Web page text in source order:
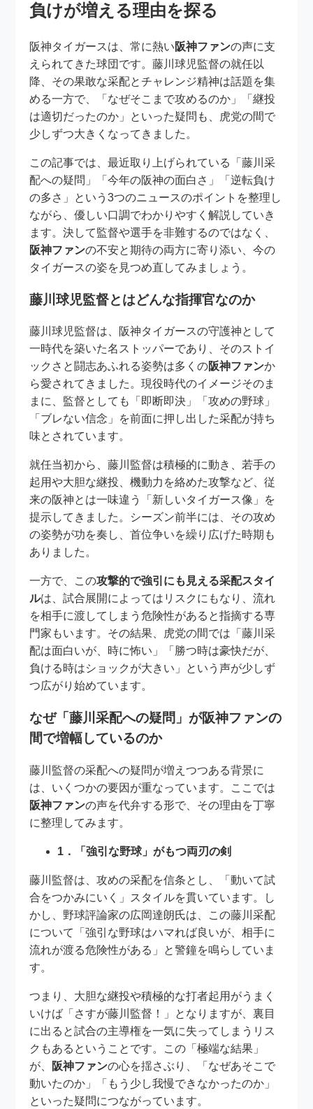
負けが増える理由を探る
阪神タイガースは、常に熱い阪神ファンの声に支
えられてきた球団です。藤川球児監督の就任以
降、その果敢な采配とチャレンジ精神は話題を集
める一方で、「なぜそこまで攻めるのか」「継投
は適切だったのか」といった疑問も、虎党の間で
少しずつ大きくなってきました。
この記事では、最近取り上げられている「藤川采
配への疑問」「今年の阪神の面白さ」「逆転負け
の多さ」という3つのニュースのポイントを整理し
ながら、優しい口調でわかりやすく解説していき
ます。決して監督や選手を非難するのではなく、
阪神ファンの不安と期待の両方に寄り添い、今の
タイガースの姿を見つめ直してみましょう。
藤川球児監督とはどんな指揮官なのか
藤川球児監督は、阪神タイガースの守護神として
一時代を築いた名ストッパーであり、そのストイ
ックさと闘志あふれる姿勢は多くの阪神ファンか
ら愛されてきました。現役時代のイメージそのま
まに、監督としても「即断即決」「攻めの野球」
「ブレない信念」を前面に押し出した采配が持ち
味とされています。
就任当初から、藤川監督は積極的に動き、若手の
起用や大胆な継投、機動力を絡めた攻撃など、従
来の阪神とは一味違う「新しいタイガース像」を
提示してきました。シーズン前半には、その攻め
の姿勢が功を奏し、首位争いを繰り広げた時期も
ありました。
一方で、この攻撃的で強引にも見える采配スタイ
ルは、試合展開によってはリスクにもなり、流れ
を相手に渡してしまう危険性があると指摘する専
門家もいます。その結果、虎党の間では「藤川采
配は面白いが、時に怖い」「勝つ時は豪快だが、
負ける時はショックが大きい」という声が少しず
つ広がり始めています。
なぜ「藤川采配への疑問」が阪神ファンの
間で増幅しているのか
藤川監督の采配への疑問が増えつつある背景に
は、いくつかの要因が重なっています。ここでは
阪神ファンの声を代弁する形で、その理由を丁寧
に整理してみます。
1．「強引な野球」がもつ両刃の剣
藤川監督は、攻めの采配を信条とし、「動いて試
合をつかみにいく」スタイルを貫いています。し
かし、野球評論家の広岡達朗氏は、この藤川采配
について「強引な野球はハマれば良いが、相手に
流れが渡る危険性がある」と警鐘を鳴らしていま
す。
つまり、大胆な継投や積極的な打者起用がうまく
いけば「さすが藤川監督！」となりますが、裏目
に出ると試合の主導権を一気に失ってしまうリス
クもあるということです。この「極端な結果」
が、 阪神ファンの心を揺さぶり、「なぜあそこで
動いたのか」「もう少し我慢できなかったのか」
といった疑問につながっています。